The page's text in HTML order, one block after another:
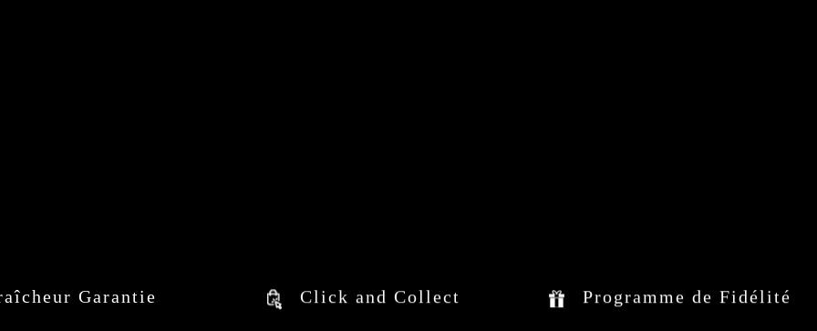
Garantie Click and Collect Programme de Fidélité